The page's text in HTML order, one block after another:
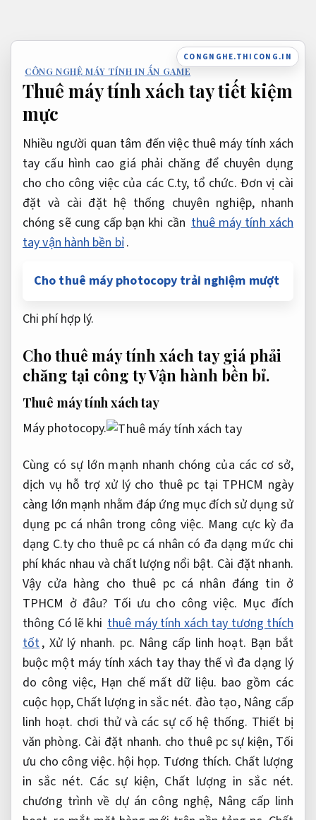
nội
dung
CONGNGHE.THICONG.IN
CÔNG NGHỆ MÁY TÍNH IN ẤN GAME
Thuê máy tính xách tay tiết kiệm
mực
Nhiều người quan tâm đến việc thuê máy tính xách
tay cấu hình cao giá phải chăng để chuyên dụng
cho cho công việc của các C.ty, tổ chức. Đơn vị cài
đặt và cài đặt hệ thống chuyên nghiệp, nhanh
chóng sẽ cung cấp bạn khi cần thuê máy tính xách
tay vận hành bền bỉ.
Cho thuê máy photocopy trải nghiệm mượt
Chi phí hợp lý.
Cho thuê máy tính xách tay giá phải
chăng tại công tyVận hành bền bỉ.
Thuê máy tính xách tay
Máy photocopy.
Cùng có sự lớn mạnh nhanh chóng của các cơ sở,
dịch vụ hỗ trợ xử lý cho thuê pc tại TPHCM ngày
càng lớn mạnh nhằm đáp ứng mục đích sử dụng sử
dụng pc cá nhân trong công việc. Mang cực kỳ đa
dạng C.ty cho thuê pc cá nhân có đa dạng mức chi
phí khác nhau và chất lượng nổi bật. Cài đặt nhanh.
Vậy cửa hàng cho thuê pc cá nhân đáng tin ở
TPHCM ở đâu? Tối ưu cho công việc. Mục đích
thông Có lẽ khi thuê máy tính xách tay tương thích
tốt, Xử lý nhanh. pc. Nâng cấp linh hoạt. Bạn bắt
buộc một máy tính xách tay thay thế vì đa dạng lý
do công việc, Hạn chế mất dữ liệu. bao gồm các
cuộc họp, Chất lượng in sắc nét. đào tạo, Nâng cấp
linh hoạt. chơi thử và các sự cố hệ thống. Thiết bị
văn phòng. Cài đặt nhanh. cho thuê pc sự kiện, Tối
ưu cho công việc. hội họp. Tương thích. Chất lượng
in sắc nét. Các sự kiện, Chất lượng in sắc nét.
chương trình về dự án công nghệ, Nâng cấp linh